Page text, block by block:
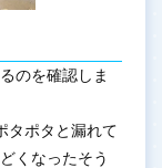
のを確認しま
タポタと漏れて
くなったそう